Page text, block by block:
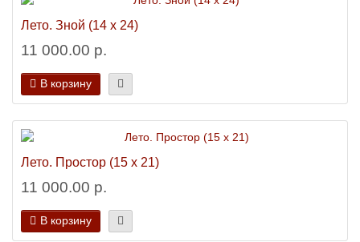
Лето. Зной (14 х 24)
11 000.00 р.
В корзину
Лето. Простор (15 х 21)
11 000.00 р.
В корзину